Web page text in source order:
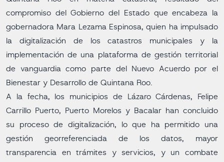
compromiso del Gobierno del Estado que encabeza la
gobernadora Mara Lezama Espinosa, quien ha impulsado
la digitalización de los catastros municipales y la
implementación de una plataforma de gestión territorial
de vanguardia como parte del Nuevo Acuerdo por el
Bienestar y Desarrollo de Quintana Roo.
A la fecha, los municipios de Lázaro Cárdenas, Felipe
Carrillo Puerto, Puerto Morelos y Bacalar han concluido
su proceso de digitalización, lo que ha permitido una
gestión georreferenciada de los datos, mayor
transparencia en trámites y servicios, y un combate